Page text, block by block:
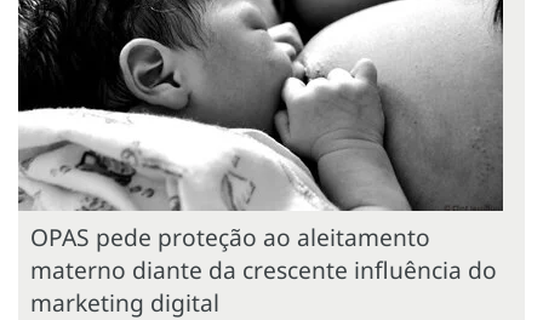
OPAS pede proteção ao aleitamento
materno diante da crescente influência do
marketing digital